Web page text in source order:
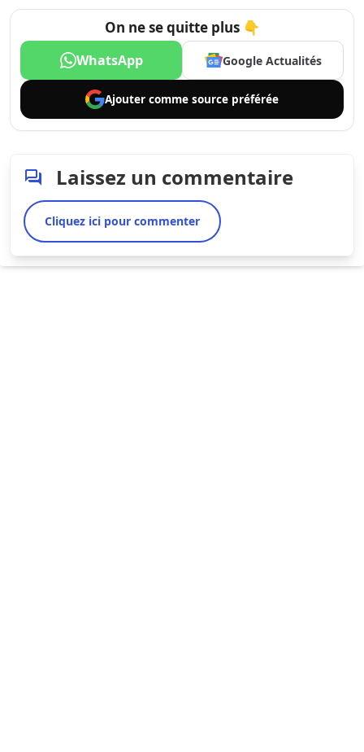
On ne se quitte plus 👇
WhatsApp Google Actualités
Ajouter comme source préférée
Laissez un commentaire
Cliquez ici pour commenter